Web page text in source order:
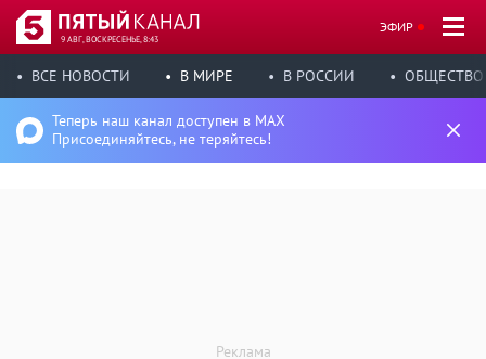
9 АВГ, ВОСКРЕСЕНЬЕ, 8:43
ЭФИР
ВСЕ НОВОСТИ В МИРЕ В РОССИИ ОБЩЕСТВО
Теперь наш канал доступен в MAX
Присоединяйтесь, не теряйтесь!